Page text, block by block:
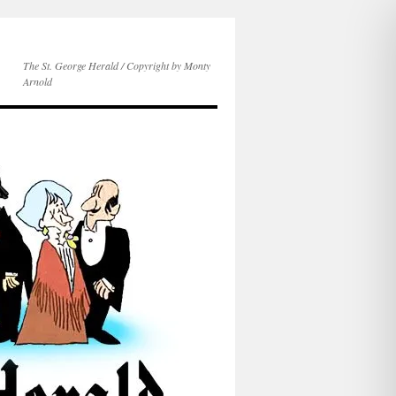
The St. George Herald / Copyright by Monty
Arnold